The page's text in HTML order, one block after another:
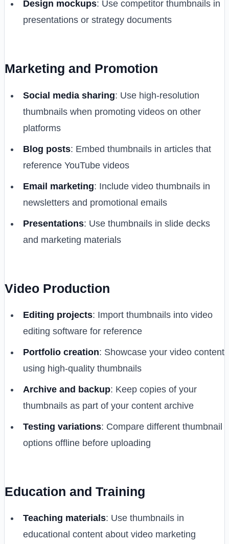
Design mockups: Use competitor thumbnails in
presentations or strategy documents
Marketing and Promotion
Social media sharing: Use high-resolution
thumbnails when promoting videos on other
platforms
Blog posts: Embed thumbnails in articles that
reference YouTube videos
Email marketing: Include video thumbnails in
newsletters and promotional emails
Presentations: Use thumbnails in slide decks
and marketing materials
Video Production
Editing projects: Import thumbnails into video
editing software for reference
Portfolio creation: Showcase your video content
using high-quality thumbnails
Archive and backup: Keep copies of your
thumbnails as part of your content archive
Testing variations: Compare different thumbnail
options offline before uploading
Education and Training
Teaching materials: Use thumbnails in
educational content about video marketing